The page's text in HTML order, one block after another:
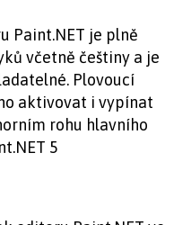
Paint.NET je plně
včetně češtiny a je
Plovoucí
aktivovat i vypínat
rohu hlavního
5